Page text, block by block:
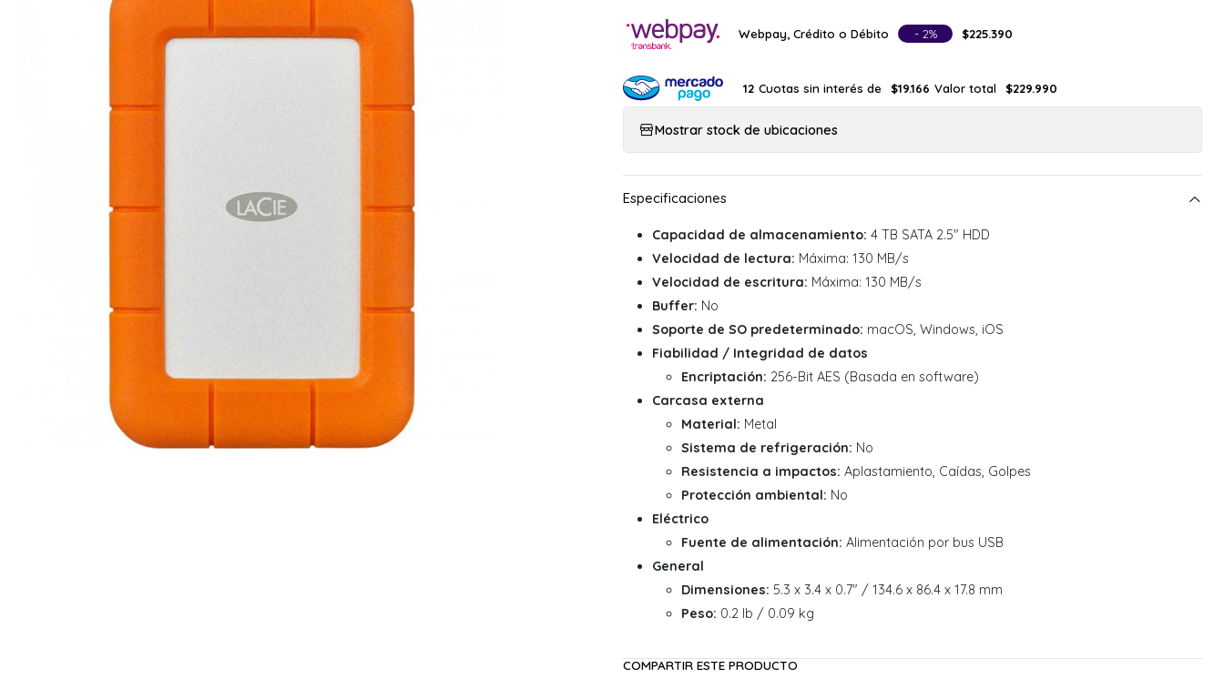
Webpay, Crédito o Débito - 2% $225.390
12 Cuotas sin interés de $19.166 Valor total $229.990
Mostrar stock de ubicaciones
Capacidad de almacenamiento: 4 TB SATA 2.5" HDD
Velocidad de lectura: Máxima: 130 MB/s
Velocidad de escritura: Máxima: 130 MB/s
Buffer: No
Soporte de SO predeterminado: macOS, Windows, iOS
Fiabilidad / Integridad de datos
Encriptación: 256-Bit AES (Basada en software)
Carcasa externa
Material: Metal
Sistema de refrigeración: No
Resistencia a impactos: Aplastamiento, Caídas, Golpes
Protección ambiental: No
Eléctrico
Fuente de alimentación: Alimentación por bus USB
General
Dimensiones: 5.3 x 3.4 x 0.7" / 134.6 x 86.4 x 17.8 mm
Peso: 0.2 lb / 0.09 kg
COMPARTIR ESTE PRODUCTO